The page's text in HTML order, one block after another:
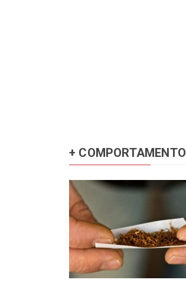
+ COMPORTAMENTO